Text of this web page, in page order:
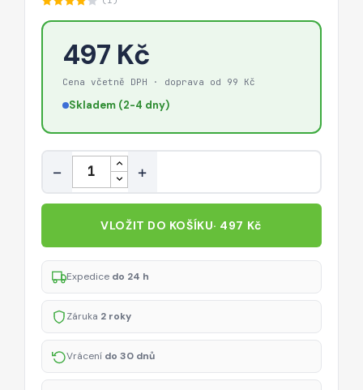
497 Kč
Cena včetně DPH · doprava od 99 Kč
Skladem (2-4 dny)
Množství
− +
VLOŽIT DO KOŠÍKU· 497 Kč
Expedice do 24 h
Záruka 2 roky
Vrácení do 30 dnů